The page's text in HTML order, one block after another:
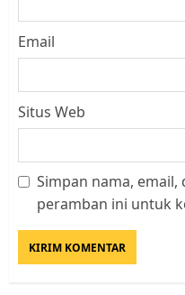
Email
Situs Web
Simpan nama, email,
peramban ini untuk